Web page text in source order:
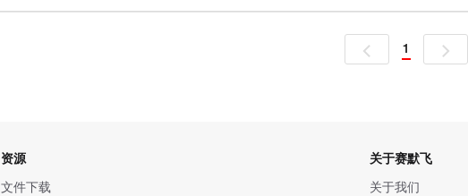
1
资源
文件下载
关于赛默飞
关于我们